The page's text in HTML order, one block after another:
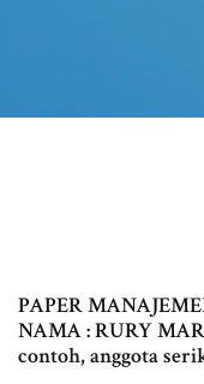
PAPER
NAMA : RURY
contoh, anggota